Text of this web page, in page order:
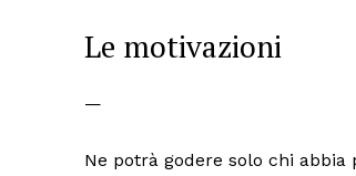
Le motivazioni
—
Ne potrà godere solo chi